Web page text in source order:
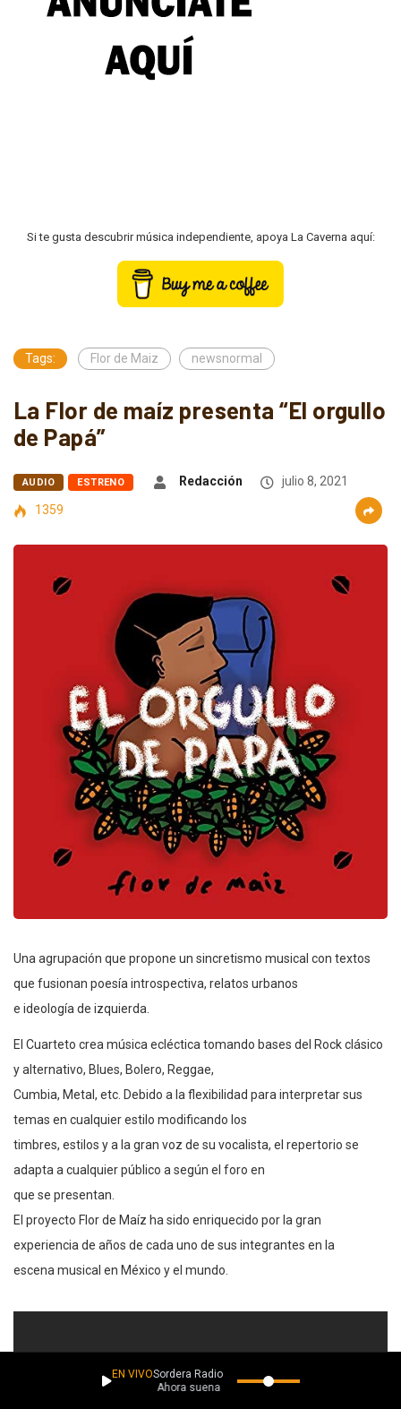
Si te gusta descubrir música independiente, apoya La Caverna aquí:
Tags: Flor de Maiz newsnormal
La Flor de maíz presenta “El orgullo
de Papá”
AUDIO ESTRENO Redacción
julio 8, 2021
1359
Una agrupación que propone un sincretismo musical con textos
que fusionan poesía introspectiva, relatos urbanos
e ideología de izquierda.
El Cuarteto crea música ecléctica tomando bases del Rock clásico
y alternativo, Blues, Bolero, Reggae,
Cumbia, Metal, etc. Debido a la flexibilidad para interpretar sus
temas en cualquier estilo modificando los
timbres, estilos y a la gran voz de su vocalista, el repertorio se
adapta a cualquier público a según el foro en
que se presentan.
El proyecto Flor de Maíz ha sido enriquecido por la gran
experiencia de años de cada uno de sus integrantes en la
escena musical en México y el mundo.
EN VIVOSordera Radio
Ahora suena